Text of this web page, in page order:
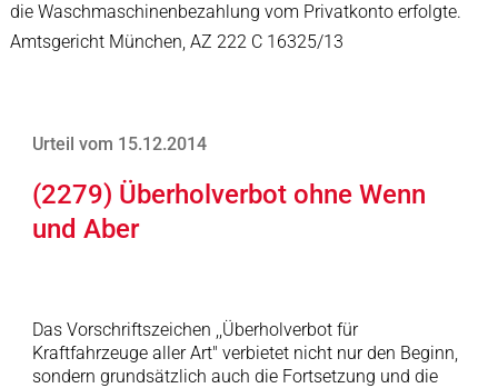
die Waschmaschinenbezahlung vom Privatkonto erfolgte.
Amtsgericht München, AZ 222 C 16325/13
Urteil vom 15.12.2014
(2279) Überholverbot ohne Wenn
und Aber
Das Vorschriftszeichen ,,Überholverbot für
Kraftfahrzeuge aller Art" verbietet nicht nur den Beginn,
sondern grundsätzlich auch die Fortsetzung und die